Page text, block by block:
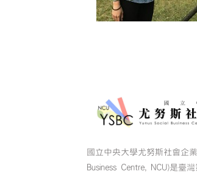
國立中央大學尤努斯社會企
Business Centre, NCU)是臺